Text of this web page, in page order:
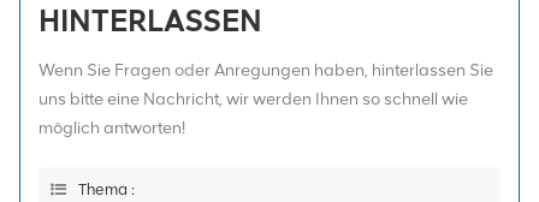
HINTERLASSEN
Wenn Sie Fragen oder Anregungen haben, hinterlassen Sie
uns bitte eine Nachricht, wir werden Ihnen so schnell wie
möglich antworten!
Thema :